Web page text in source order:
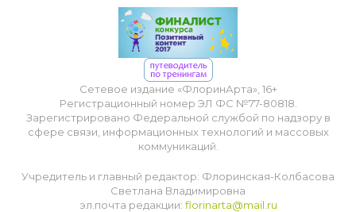
Сетевое издание «ФлоринАрта», 16+
Регистрационный номер ЭЛ ФС №77-80818.
Зарегистрировано Федеральной службой по надзору в
сфере связи, информационных технологий и массовых
коммуникаций.
Учредитель и главный редактор: Флоринская-Колбасова
Светлана Владимировна
эл.почта редакции: florinarta@mail.ru